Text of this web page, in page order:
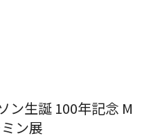
ン生誕 100年記念 M
ン展